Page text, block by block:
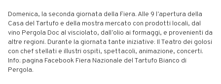
Domenica, la seconda giornata della Fiera. Alle 9 l’apertura della
Casa del Tartufo e della mostra mercato con prodotti locali, dal
vino Pergola Doc al visciolato, dall’olio ai formaggi, e provenienti da
altre regioni. Durante la giornata tante iniziative: Il Teatro dei golosi
con chef stellati e illustri ospiti, spettacoli, animazione, concerti.
Info: pagina Facebook Fiera Nazionale del Tartufo Bianco di
Pergola.